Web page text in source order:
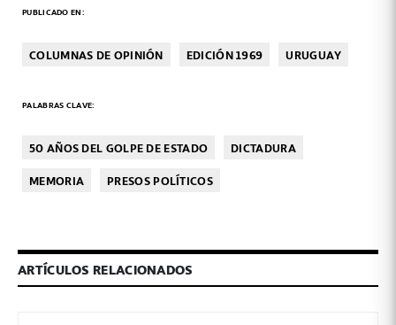
PUBLICADO EN:
COLUMNAS DE OPINIÓN EDICIÓN 1969 URUGUAY
PALABRAS CLAVE:
50 AÑOS DEL GOLPE DE ESTADO
DICTADURA
MEMORIA
PRESOS POLÍTICOS
ARTÍCULOS RELACIONADOS